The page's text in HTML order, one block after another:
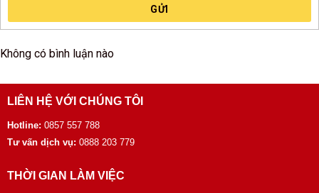
GỬI
Không có bình luận nào
LIÊN HỆ VỚI CHÚNG TÔI
Hotline: 0857 557 788
Tư vấn dịch vụ: 0888 203 779
THỜI GIAN LÀM VIỆC